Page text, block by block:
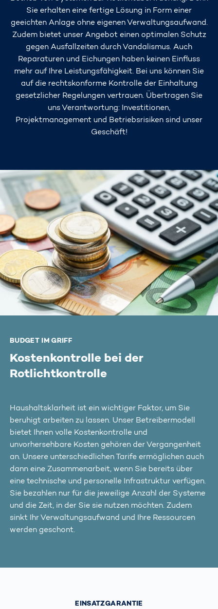
Sie erhalten eine fertige Lösung in Form einer
geeichten Anlage ohne eigenen Verwaltungsaufwand.
Zudem bietet unser Angebot einen optimalen Schutz
gegen Ausfallzeiten durch Vandalismus. Auch
Reparaturen und Eichungen haben keinen Einfluss
mehr auf Ihre Leistungsfähigkeit. Bei uns können Sie
auf die rechtskonforme Kontrolle der Einhaltung
gesetzlicher Regelungen vertrauen. Übertragen Sie
uns Verantwortung: Investitionen,
Projektmanagement und Betriebsrisiken sind unser
Geschäft!
BUDGET IM GRIFF
Kostenkontrolle bei der
Rotlichtkontrolle
Haushaltsklarheit ist ein wichtiger Faktor, um Sie
beruhigt arbeiten zu lassen. Unser Betreibermodell
bietet Ihnen volle Kostenkontrolle und
unvorhersehbare Kosten gehören der Vergangenheit
an. Unsere unterschiedlichen Tarife ermöglichen auch
dann eine Zusammenarbeit, wenn Sie bereits über
eine technische und personelle Infrastruktur verfügen.
Sie bezahlen nur für die jeweilige Anzahl der Systeme
und die Zeit, in der Sie sie nutzen möchten. Zudem
sinkt Ihr Verwaltungsaufwand und Ihre Ressourcen
werden geschont.
EINSATZGARANTIE